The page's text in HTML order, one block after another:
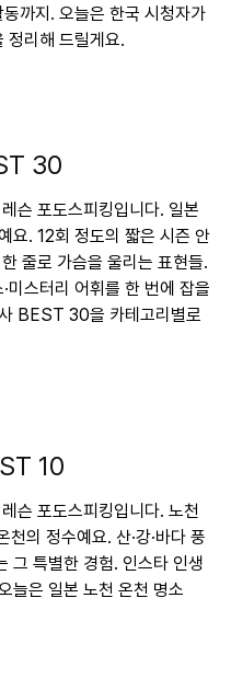
까지. 오늘은 한국 시청자가
리해 드릴게요.
30
슨 포도스피킹입니다. 일본
요. 12회 정도의 짧은 시즌 안
줄로 가슴을 울리는 표현들.
미스터리 어휘를 한 번에 잡을
BEST 30을 카테고리별로
10
슨 포도스피킹입니다. 노천
의 정수예요. 산·강·바다 풍
그 특별한 경험. 인스타 인생
늘은 일본 노천 온천 명소